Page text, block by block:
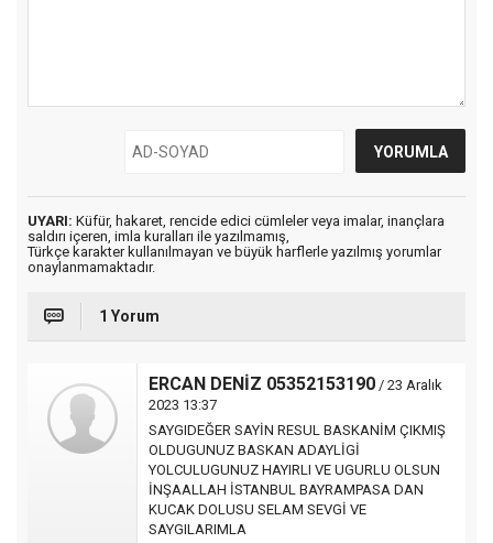
UYARI: Küfür, hakaret, rencide edici cümleler veya imalar, inançlara
saldırı içeren, imla kuralları ile yazılmamış,
Türkçe karakter kullanılmayan ve büyük harflerle yazılmış yorumlar
onaylanmamaktadır.
1 Yorum
ERCAN DENİZ 05352153190 / 23 Aralık
2023 13:37
SAYGIDEĞER SAYİN RESUL BASKANİM ÇIKMIŞ
OLDUGUNUZ BASKAN ADAYLİGİ
YOLCULUGUNUZ HAYIRLI VE UGURLU OLSUN
İNŞAALLAH İSTANBUL BAYRAMPASA DAN
KUCAK DOLUSU SELAM SEVGİ VE
SAYGILARIMLA